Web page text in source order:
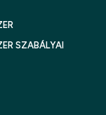
SZABÁLYAI